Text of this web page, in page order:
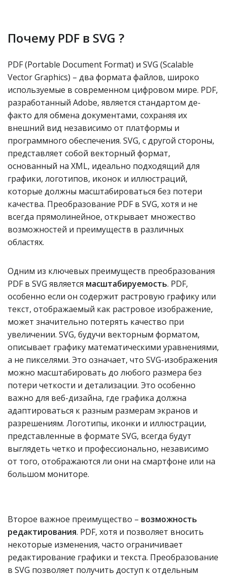
Почему PDF в SVG ?
PDF (Portable Document Format) и SVG (Scalable
Vector Graphics) – два формата файлов, широко
используемые в современном цифровом мире. PDF,
разработанный Adobe, является стандартом де-
факто для обмена документами, сохраняя их
внешний вид независимо от платформы и
программного обеспечения. SVG, с другой стороны,
представляет собой векторный формат,
основанный на XML, идеально подходящий для
графики, логотипов, иконок и иллюстраций,
которые должны масштабироваться без потери
качества. Преобразование PDF в SVG, хотя и не
всегда прямолинейное, открывает множество
возможностей и преимуществ в различных
областях.
Одним из ключевых преимуществ преобразования
PDF в SVG является масштабируемость. PDF,
особенно если он содержит растровую графику или
текст, отображаемый как растровое изображение,
может значительно потерять качество при
увеличении. SVG, будучи векторным форматом,
описывает графику математическими уравнениями,
а не пикселями. Это означает, что SVG-изображения
можно масштабировать до любого размера без
потери четкости и детализации. Это особенно
важно для веб-дизайна, где графика должна
адаптироваться к разным размерам экранов и
разрешениям. Логотипы, иконки и иллюстрации,
представленные в формате SVG, всегда будут
выглядеть четко и профессионально, независимо
от того, отображаются ли они на смартфоне или на
большом мониторе.
Второе важное преимущество – возможность
редактирования. PDF, хотя и позволяет вносить
некоторые изменения, часто ограничивает
редактирование графики и текста. Преобразование
в SVG позволяет получить доступ к отдельным